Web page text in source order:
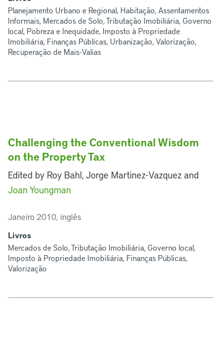
Planejamento Urbano e Regional, Habitação, Assentamentos
Informais, Mercados de Solo, Tributação Imobiliária, Governo
local, Pobreza e Inequidade, Imposto à Propriedade
Imobiliária, Finanças Públicas, Urbanização, Valorização,
Recuperação de Mais-Valias
Challenging the Conventional Wisdom
on the Property Tax
Edited by Roy Bahl, Jorge Martinez-Vazquez and
Joan Youngman
Janeiro 2010, inglês
Livros
Mercados de Solo, Tributação Imobiliária, Governo local,
Imposto à Propriedade Imobiliária, Finanças Públicas,
Valorização